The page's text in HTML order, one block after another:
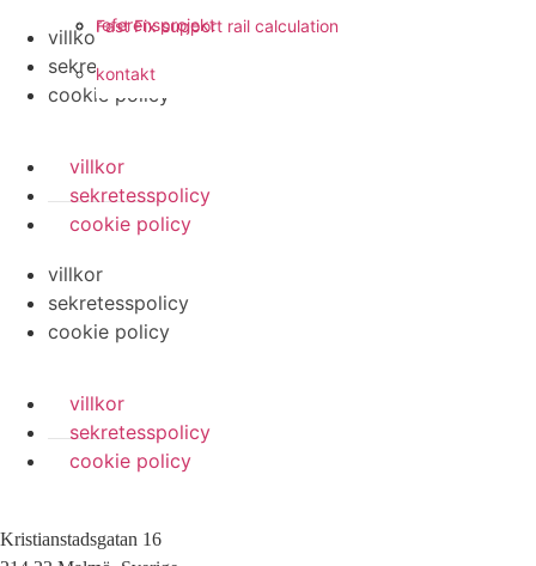
Fast Fix support rail calculation
referensprojekt
kontakt
villkor
sekretesspolicy
cookie policy
villkor
sekretesspolicy
cookie policy
villkor
sekretesspolicy
cookie policy
villkor
sekretesspolicy
cookie policy
Kristianstadsgatan 16